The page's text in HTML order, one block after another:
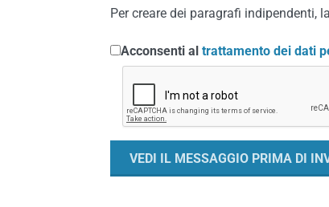
Per creare dei paragrafi indipendenti,
Acconsenti al trattamento dei dati